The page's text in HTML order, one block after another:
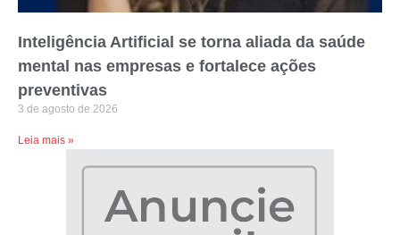
Inteligência Artificial se torna aliada da saúde
mental nas empresas e fortalece ações
preventivas
3 de agosto de 2026
Leia mais »